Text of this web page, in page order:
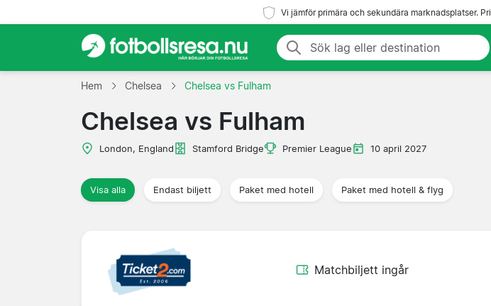
Vi jämför primära och sekundära marknadsplatser.
Hem Chelsea Chelsea vs Fulham
Chelsea vs Fulham
London, England Stamford Bridge Premier League 10 april 2027
Visa alla Endast biljett Paket med hotell Paket med hotell & flyg
Matchbiljett ingår